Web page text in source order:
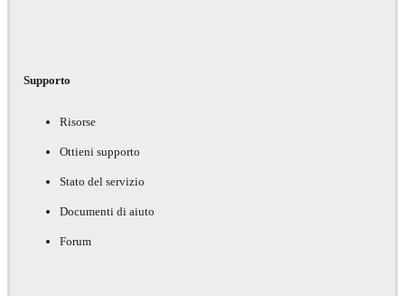
Supporto
Risorse
Ottieni supporto
Stato del servizio
Documenti di aiuto
Forum